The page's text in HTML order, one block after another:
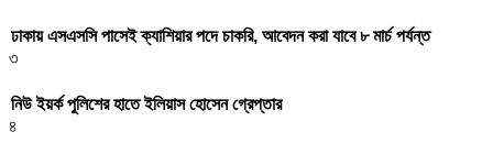
ঢাকায় এসএসসি পাসেই ক্যাশিয়ার পদে চাকরি, আবেদন করা যাবে ৮ মার্চ পর্যন্ত
৩
নিউ ইয়র্ক পুলিশের হাতে ইলিয়াস হোসেন গ্রেপ্তার
৪